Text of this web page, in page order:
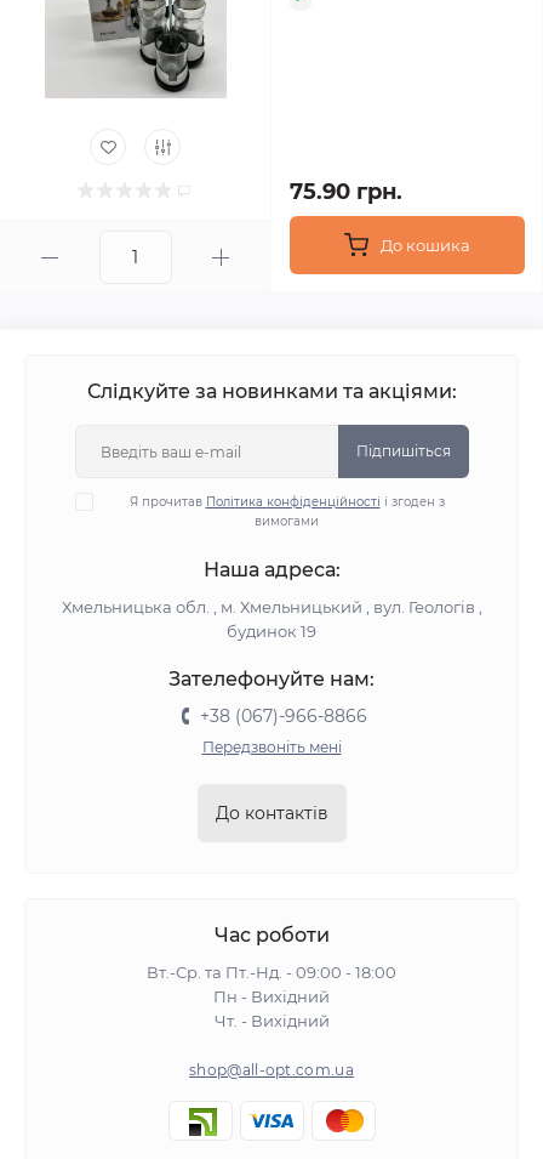
75.90 грн.
До кошика
Слідкуйте за новинками та акціями:
Підпишіться
Я прочитав Політика конфіденційності і згоден з
вимогами
Наша адреса:
Хмельницька обл. , м. Хмельницький , вул. Геологів ,
будинок 19
Зателефонуйте нам:
+38 (067)-966-8866
Передзвоніть мені
До контактів
Час роботи
Вт.-Ср. та Пт.-Нд. - 09:00 - 18:00
Пн - Вихідний
Чт. - Вихідний
shop@all-opt.com.ua